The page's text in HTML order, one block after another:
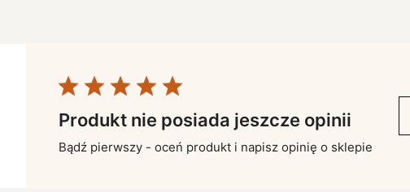
Produkt nie posiada jeszcze opinii
Bądź pierwszy - oceń produkt i napisz opinię o sklepie